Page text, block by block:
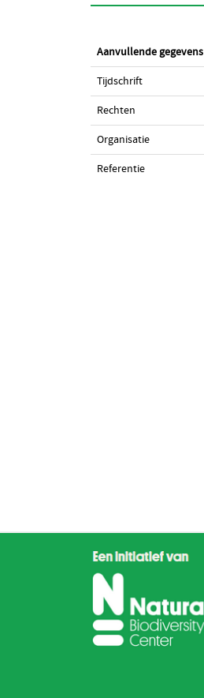
Aanvullende gegevens
Tijdschrift
Rechten
Organisatie
Referentie